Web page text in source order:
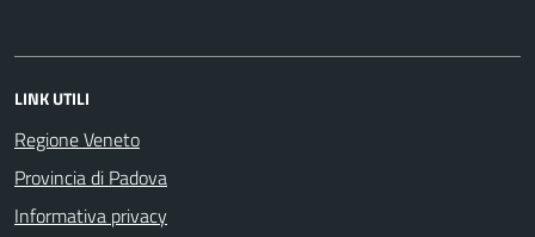
LINK UTILI
Regione Veneto
Provincia di Padova
Informativa privacy